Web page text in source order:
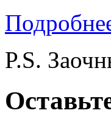
P.S.